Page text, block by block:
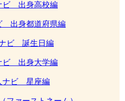
ビ 出身高校編
出身都道府県編
ビ 誕生日編
ビ 出身大学編
ナビ 星座編